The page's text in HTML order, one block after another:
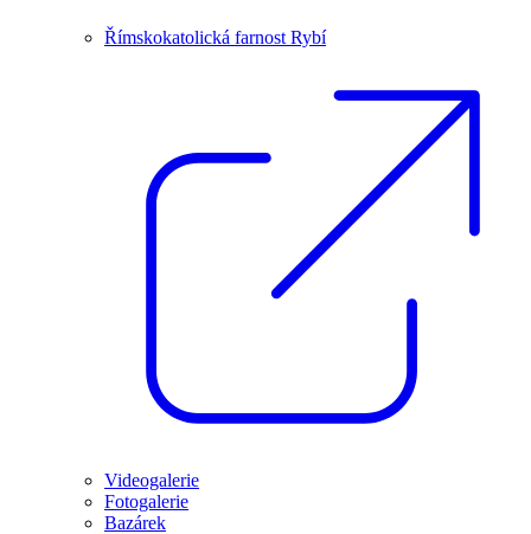
Římskokatolická farnost Rybí
Videogalerie
Fotogalerie
Bazárek